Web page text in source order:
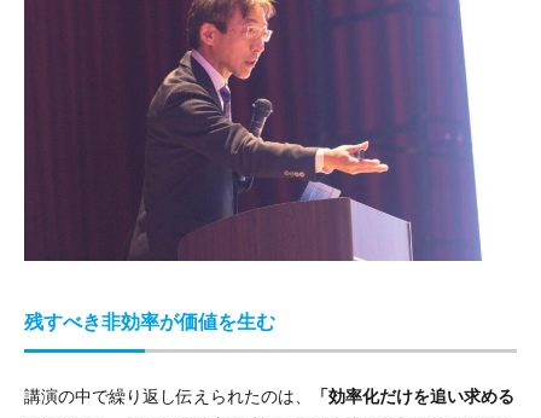
残すべき非効率が価値を生む
講演の中で繰り返し伝えられたのは、
「効率化だけを追い求める